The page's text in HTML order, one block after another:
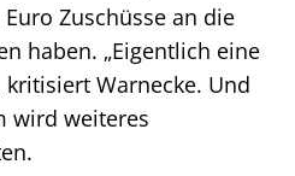
Zuschüsse an die
haben. „Eigentlich eine
kritisiert Warnecke. Und
wird weiteres